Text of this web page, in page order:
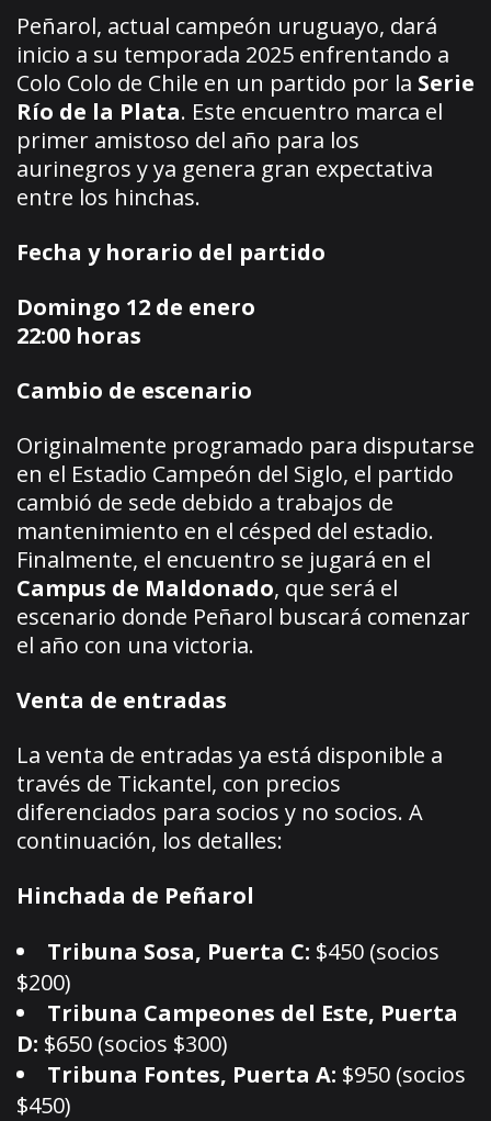
Peñarol, actual campeón uruguayo, dará
inicio a su temporada 2025 enfrentando a
Colo Colo de Chile en un partido por la Serie
Río de la Plata. Este encuentro marca el
primer amistoso del año para los
aurinegros y ya genera gran expectativa
entre los hinchas.
Fecha y horario del partido
Domingo 12 de enero
22:00 horas
Cambio de escenario
Originalmente programado para disputarse
en el Estadio Campeón del Siglo, el partido
cambió de sede debido a trabajos de
mantenimiento en el césped del estadio.
Finalmente, el encuentro se jugará en el
Campus de Maldonado, que será el
escenario donde Peñarol buscará comenzar
el año con una victoria.
Venta de entradas
La venta de entradas ya está disponible a
través de Tickantel, con precios
diferenciados para socios y no socios. A
continuación, los detalles:
Hinchada de Peñarol
Tribuna Sosa, Puerta C: $450 (socios
$200)
Tribuna Campeones del Este, Puerta
D: $650 (socios $300)
Tribuna Fontes, Puerta A: $950 (socios
$450)